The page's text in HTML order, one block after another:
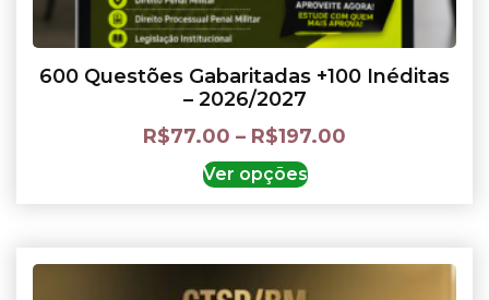
600 Questões Gabaritadas +100 Inéditas
– 2026/2027
R$77.00 – R$197.00
Ver opções